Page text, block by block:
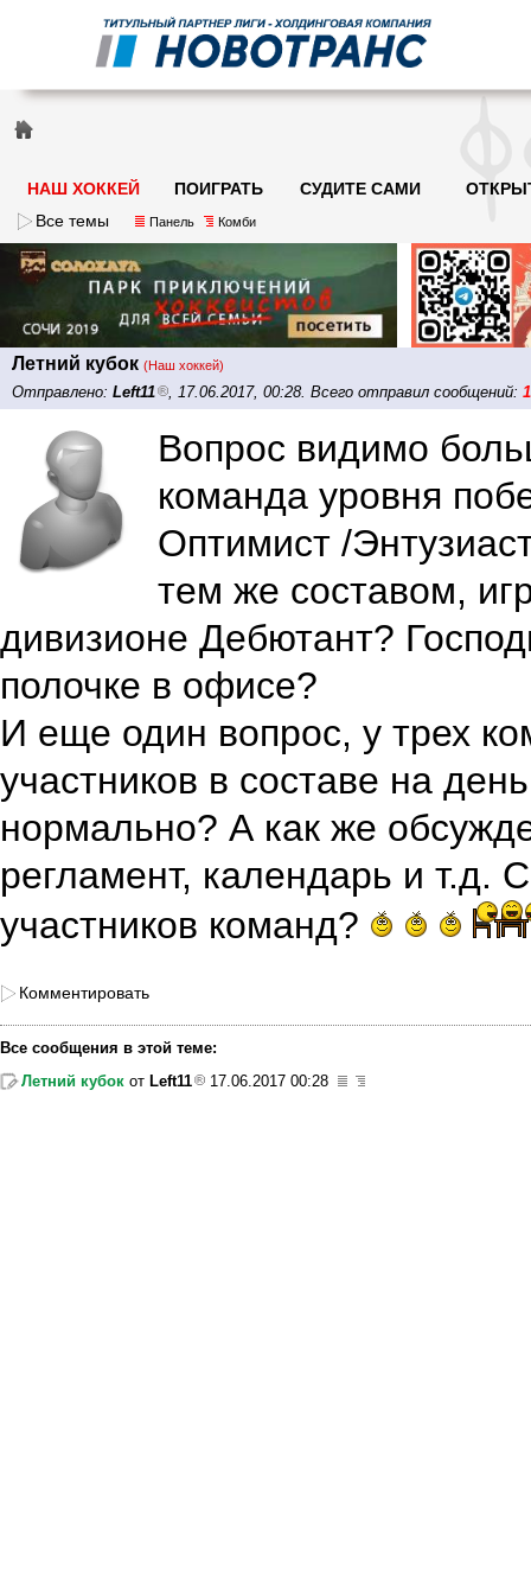
НАШ ХОККЕЙ ПОИГРАТЬ СУДИТЕ САМИ
Все темы
Панель Комби
Летний кубок (Наш хоккей)
Отправлено: Left11 , 17.06.2017, 00:28. Всего отправил сообщений:
Вопрос видимо
команда уровня
Оптимист /
тем же составом,
дивизионе Дебютант?
полочке в офисе?
И еще один вопрос, у трех
участников в составе на
нормально? А как же
регламент, календарь и т.д.
участников команд?
Комментировать
Все сообщения в этой теме:
Летний кубок от Left11 17.06.2017 00:28